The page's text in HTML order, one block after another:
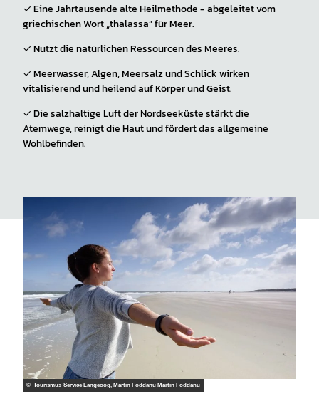
✓ Eine Jahrtausende alte Heilmethode - abgeleitet vom
griechischen Wort „thalassa“ für Meer.
✓ Nutzt die natürlichen Ressourcen des Meeres.
✓ Meerwasser, Algen, Meersalz und Schlick wirken
vitalisierend und heilend auf Körper und Geist.
✓ Die salzhaltige Luft der Nordseeküste stärkt die
Atemwege, reinigt die Haut und fördert das allgemeine
Wohlbefinden.
© Tourismus-Service Langeoog, Martin Foddanu Martin Foddanu